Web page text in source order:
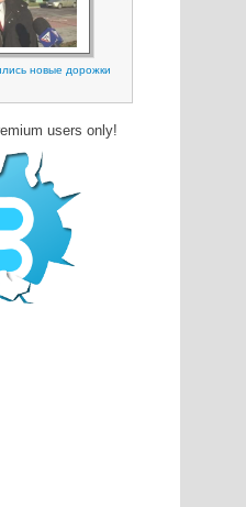
новые дорожки
users only!